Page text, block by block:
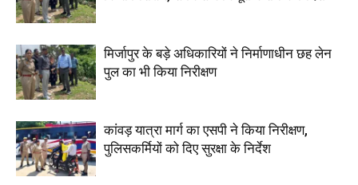
मिर्जापुर के बड़े अधिकारियों ने निर्माणाधीन छह लेन
पुल का भी किया निरीक्षण
कांवड़ यात्रा मार्ग का एसपी ने किया निरीक्षण,
पुलिसकर्मियों को दिए सुरक्षा के निर्देश